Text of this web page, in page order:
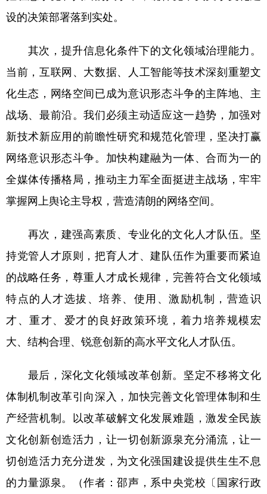
设的决策部署落到实处。
其次，提升信息化条件下的文化领域治理能力。
当前，互联网、大数据、人工智能等技术深刻重塑文
化生态，网络空间已成为意识形态斗争的主阵地、主
战场、最前沿。我们必须主动适应这一趋势，加强对
新技术新应用的前瞻性研究和规范化管理，坚决打赢
网络意识形态斗争。加快构建融为一体、合而为一的
全媒体传播格局，推动主力军全面挺进主战场，牢牢
掌握网上舆论主导权，营造清朗的网络空间。
再次，建强高素质、专业化的文化人才队伍。坚
持党管人才原则，把育人才、建队伍作为重要而紧迫
的战略任务，尊重人才成长规律，完善符合文化领域
特点的人才选拔、培养、使用、激励机制，营造识
才、重才、爱才的良好政策环境，着力培养规模宏
大、结构合理、锐意创新的高水平文化人才队伍。
最后，深化文化领域改革创新。坚定不移将文化
体制机制改革引向深入，加快完善文化管理体制和生
产经营机制。以改革破解文化发展难题，激发全民族
文化创新创造活力，让一切创新源泉充分涌流，让一
切创造活力充分迸发，为文化强国建设提供生生不息
的力量源泉。（作者：邵声，系中央党校〔国家行政